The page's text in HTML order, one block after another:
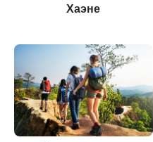
Хаэне